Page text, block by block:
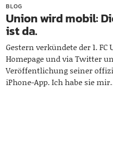
BLOG
Union wird mobil:
ist da.
Gestern verkündete der 1.
Homepage und via Twitter
Veröffentlichung seiner
iPhone-App. Ich habe sie